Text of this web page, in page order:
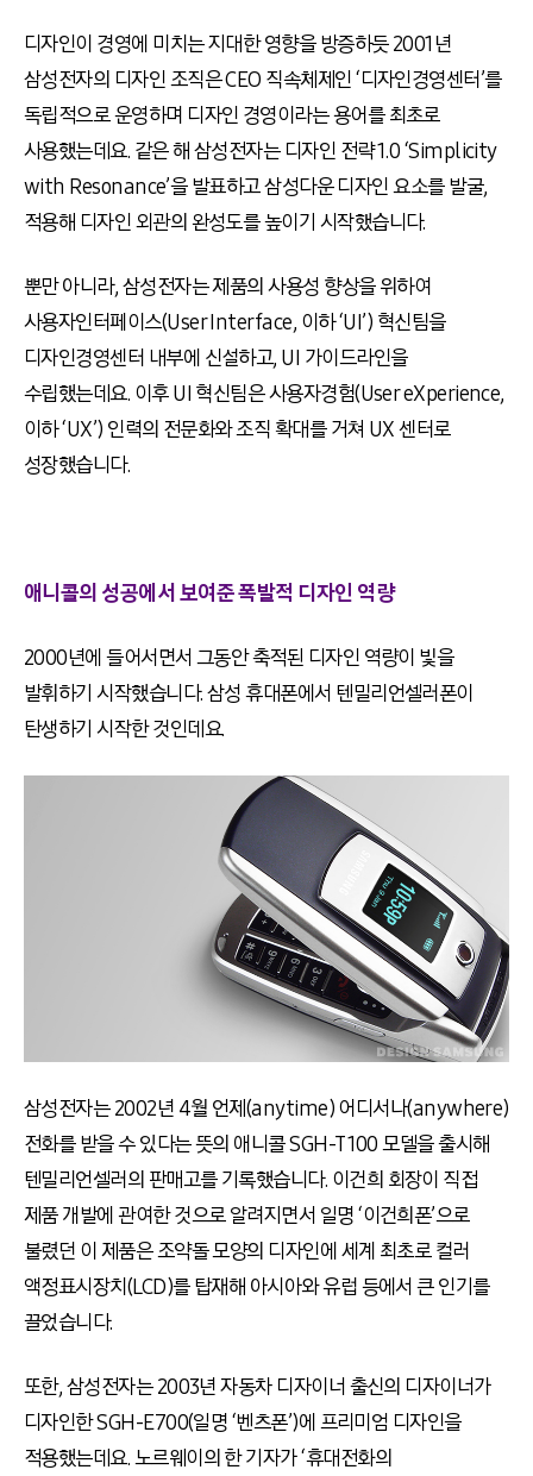
디자인이 경영에 미치는 지대한 영향을 방증하듯 2001년
삼성전자의 디자인 조직은 CEO 직속체제인 ‘디자인경영센터’를
독립적으로 운영하며 디자인 경영이라는 용어를 최초로
사용했는데요. 같은 해 삼성전자는 디자인 전략 1.0 ‘Simplicity
with Resonance’을 발표하고 삼성다운 디자인 요소를 발굴,
적용해 디자인 외관의 완성도를 높이기 시작했습니다.
뿐만 아니라, 삼성전자는 제품의 사용성 향상을 위하여
사용자인터페이스(User Interface, 이하 ‘UI’) 혁신팀을
디자인경영센터 내부에 신설하고, UI 가이드라인을
수립했는데요. 이후 UI 혁신팀은 사용자경험(User eXperience,
이하 ‘UX’) 인력의 전문화와 조직 확대를 거쳐 UX 센터로
성장했습니다.
애니콜의 성공에서 보여준 폭발적 디자인 역량
2000년에 들어서면서 그동안 축적된 디자인 역량이 빛을
발휘하기 시작했습니다. 삼성 휴대폰에서 텐밀리언셀러폰이
탄생하기 시작한 것인데요.
삼성전자는 2002년 4월 언제(anytime) 어디서나(anywhere)
전화를 받을 수 있다는 뜻의 애니콜 SGH-T100 모델을 출시해
텐밀리언셀러의 판매고를 기록했습니다. 이건희 회장이 직접
제품 개발에 관여한 것으로 알려지면서 일명 ‘이건희폰’으로
불렸던 이 제품은 조약돌 모양의 디자인에 세계 최초로 컬러
액정표시장치(LCD)를 탑재해 아시아와 유럽 등에서 큰 인기를
끌었습니다.
또한, 삼성전자는 2003년 자동차 디자이너 출신의 디자이너가
디자인한 SGH-E700(일명 ‘벤츠폰’)에 프리미엄 디자인을
적용했는데요. 노르웨이의 한 기자가 ‘휴대전화의